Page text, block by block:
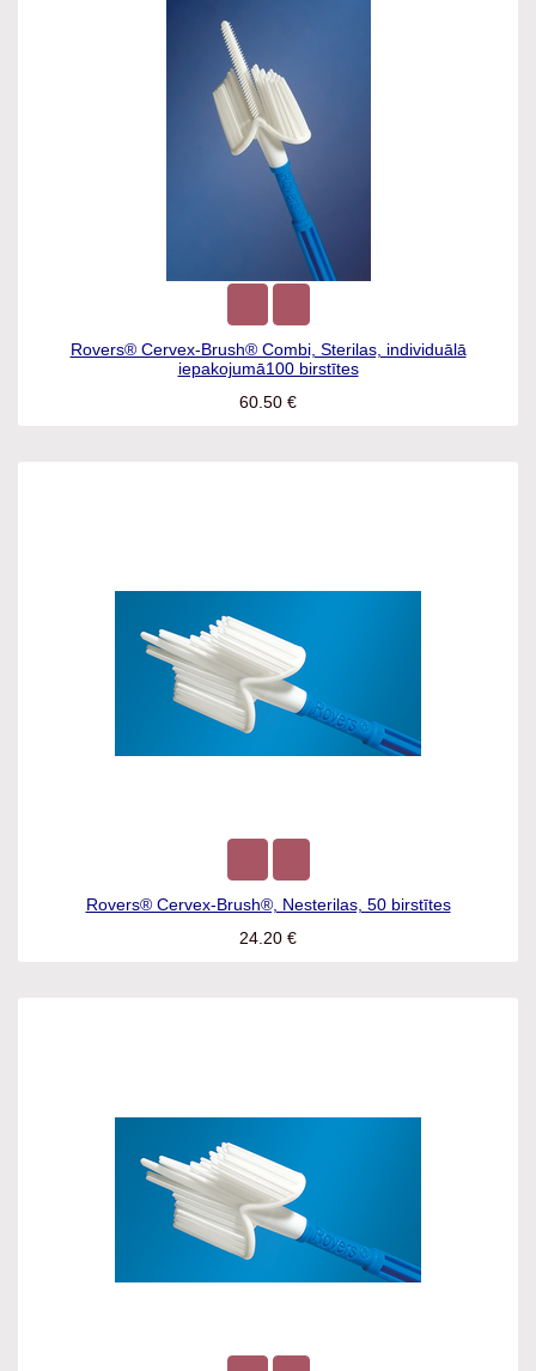
Rovers® Cervex-Brush® Combi, Sterilas, individuālā
iepakojumā100 birstītes
60.50€
Rovers® Cervex-Brush®, Nesterilas, 50 birstītes
24.20€